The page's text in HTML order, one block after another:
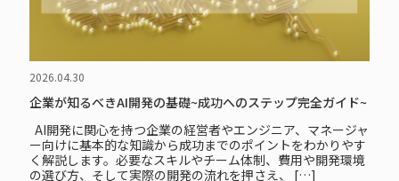
2026.04.30
企業が知るべきAI開発の基礎~成功へのステップ完全ガイド~
AI開発に関心を持つ企業の経営者やエンジニア、マネージャ
ー向けに基本的な知識から成功までのポイントをわかりやす
く解説します。必要なスキルやチーム体制、費用や開発環境
の選び方、そして実際の開発の流れを押さえ、 […]